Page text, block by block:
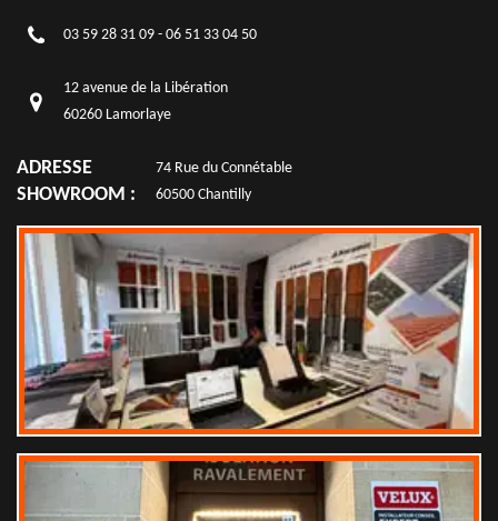
03 59 28 31 09 - 06 51 33 04 50
12 avenue de la Libération
60260 Lamorlaye
ADRESSE
SHOWROOM :
74 Rue du Connétable
60500 Chantilly